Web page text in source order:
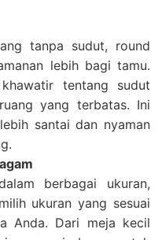
tanpa sudut, round
lebih bagi tamu.
tentang sudut
yang terbatas. Ini
santai dan nyaman
berbagai ukuran,
ukuran yang sesuai
Anda. Dari meja kecil